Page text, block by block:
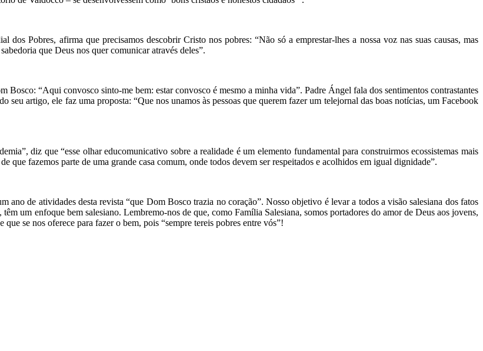
Pobres, afirma que precisamos descobrir Cristo nos pobres: “Não só a emprestar-lhes a nossa voz nas suas causas, mas
que Deus nos quer comunicar através deles”.
Bosco: “Aqui convosco sinto-me bem: estar convosco é mesmo a minha vida”. Padre Ángel fala dos sentimentos contrastantes
seu artigo, ele faz uma proposta: “Que nos unamos às pessoas que querem fazer um telejornal das boas notícias, um Facebook
diz que “esse olhar educomunicativo sobre a realidade é um elemento fundamental para construirmos ecossistemas mais
que fazemos parte de uma grande casa comum, onde todos devem ser respeitados e acolhidos em igual dignidade”.
ano de atividades desta revista “que Dom Bosco trazia no coração”. Nosso objetivo é levar a todos a visão salesiana dos fatos
um enfoque bem salesiano. Lembremo-nos de que, como Família Salesiana, somos portadores do amor de Deus aos jovens,
se nos oferece para fazer o bem, pois “sempre tereis pobres entre vós”!